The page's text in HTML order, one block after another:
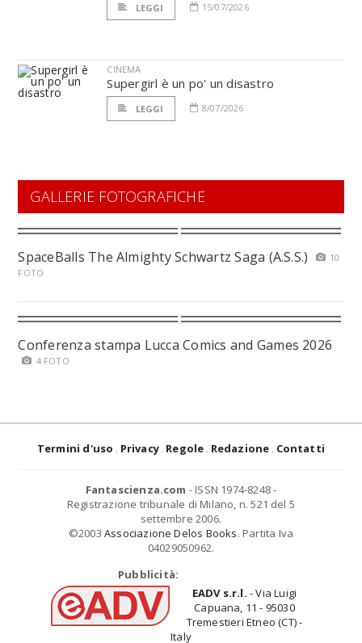
LEGGI 15/07/2026
CINEMA
Supergirl è un po' un disastro
LEGGI 8/07/2026
GALLERIE FOTOGRAFICHE
SpaceBalls The Almighty Schwartz Saga (A.S.S.)
10
FOTO
Conferenza stampa Lucca Comics and Games 2026
4 FOTO
Termini d'uso Privacy Regole Redazione Contatti
Fantascienza.com - ISSN 1974-8248 -
Registrazione tribunale di Milano, n. 521 del 5
settembre 2006.
©2003 Associazione Delos Books. Partita Iva
04029050962.
Pubblicità:
EADV s.r.l. - Via Luigi
Capuana, 11 - 95030
Tremestieri Etneo (CT) -
Italy